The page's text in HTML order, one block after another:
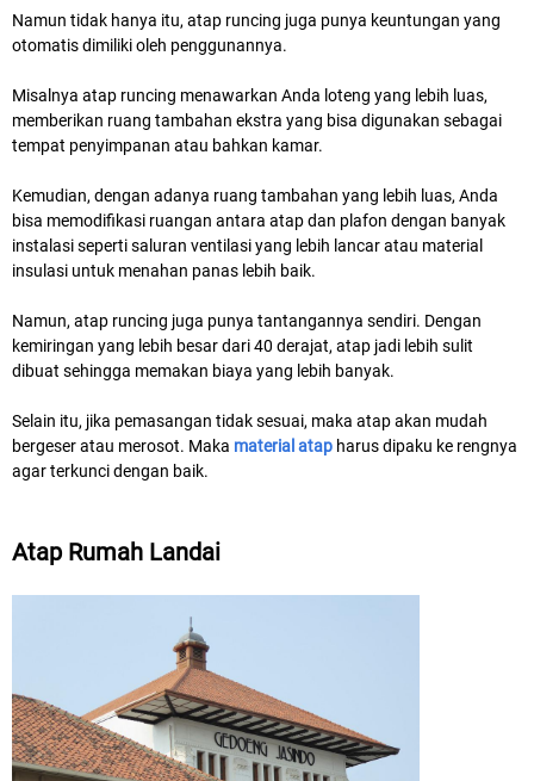
Namun tidak hanya itu, atap runcing juga punya keuntungan yang
otomatis dimiliki oleh penggunannya.
Misalnya atap runcing menawarkan Anda loteng yang lebih luas,
memberikan ruang tambahan ekstra yang bisa digunakan sebagai
tempat penyimpanan atau bahkan kamar.
Kemudian, dengan adanya ruang tambahan yang lebih luas, Anda
bisa memodifikasi ruangan antara atap dan plafon dengan banyak
instalasi seperti saluran ventilasi yang lebih lancar atau material
insulasi untuk menahan panas lebih baik.
Namun, atap runcing juga punya tantangannya sendiri. Dengan
kemiringan yang lebih besar dari 40 derajat, atap jadi lebih sulit
dibuat sehingga memakan biaya yang lebih banyak.
Selain itu, jika pemasangan tidak sesuai, maka atap akan mudah
bergeser atau merosot. Maka material atap harus dipaku ke rengnya
agar terkunci dengan baik.
Atap Rumah Landai